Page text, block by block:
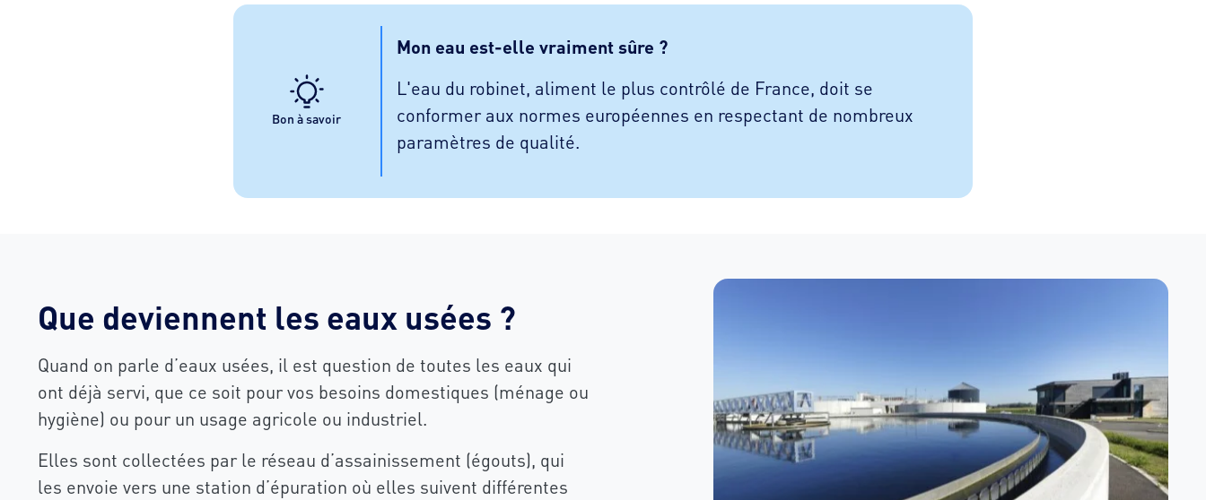
Bon à savoir
Mon eau est-elle vraiment sûre ?
L'eau du robinet, aliment le plus contrôlé de France, doit se
conformer aux normes européennes en respectant de nombreux
paramètres de qualité.
Que deviennent les eaux usées ?
Quand on parle d’eaux usées, il est question de toutes les eaux qui
ont déjà servi, que ce soit pour vos besoins domestiques (ménage ou
hygiène) ou pour un usage agricole ou industriel.
Elles sont collectées par le réseau d’assainissement (égouts), qui
les envoie vers une station d’épuration où elles suivent différentes